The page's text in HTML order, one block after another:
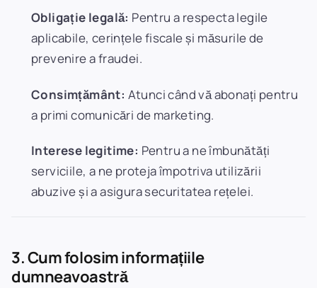
Obligație legală: Pentru a respecta legile
aplicabile, cerințele fiscale și măsurile de
prevenire a fraudei.
Consimțământ: Atunci când vă abonați pentru
a primi comunicări de marketing.
Interese legitime: Pentru a ne îmbunătăți
serviciile, a ne proteja împotriva utilizării
abuzive și a asigura securitatea rețelei.
3. Cum folosim informațiile
dumneavoastră